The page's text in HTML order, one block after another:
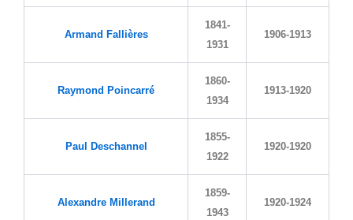
Armand Fallières
1841-
1931
1906-1913
Raymond Poincarré
1860-
1934
1913-1920
Paul Deschannel
1855-
1922
1920-1920
Alexandre Millerand
1859-
1943
1920-1924